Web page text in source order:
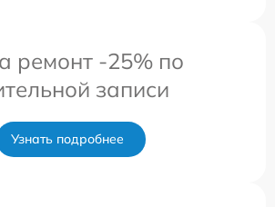
ремонт -25% по
записи
Узнать подробнее